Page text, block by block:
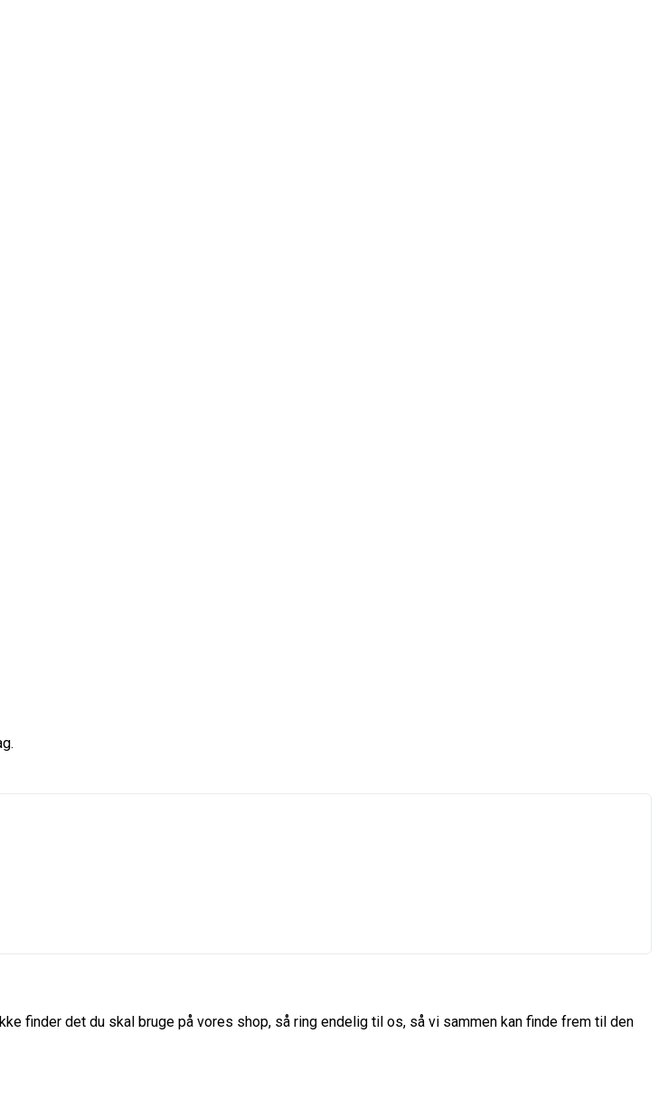
finder det du skal bruge på vores shop, så ring endelig til os, så vi sammen kan finde frem til den